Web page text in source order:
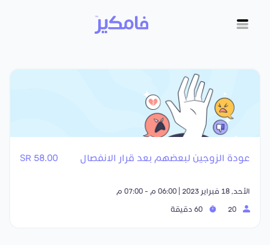
عودة الزوجين لبعضهم بعد قرار الانفصال 58.00 SR
الأحد, 18 فبراير 2023 | 06:00 م - 07:00 م